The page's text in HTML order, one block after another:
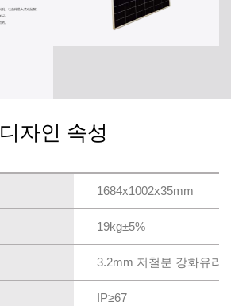
디자인 속성
1684x1002x35mm
19kg±5%
3.2mm 저철분 강화유리
IP≥67